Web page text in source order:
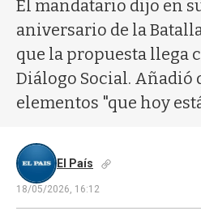
El mandatario dijo en
aniversario de la
que la propuesta llega
Diálogo Social. Añadió
elementos "que hoy
El País
18/05/2026, 16:12